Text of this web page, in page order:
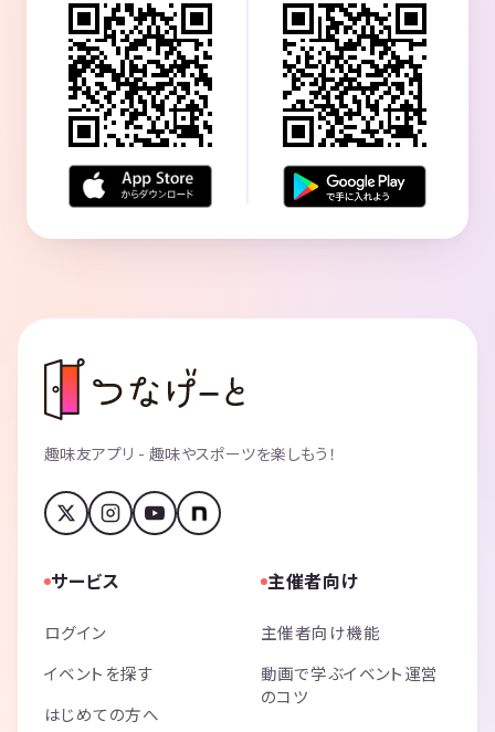
趣味友アプリ - 趣味やスポーツを楽しもう！
サービス
ログイン
イベントを探す
はじめての方へ
主催者向け
主催者向け機能
動画で学ぶイベント運営
のコツ